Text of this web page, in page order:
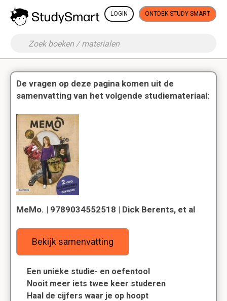
LOGIN ONTDEK STUDY SMART
De vragen op deze pagina komen uit de
samenvatting van het volgende studiemateriaal:
MeMo. | 9789034552518 | Dick Berents, et al
Bekijk samenvatting
Een unieke studie- en oefentool
Nooit meer iets twee keer studeren
Haal de cijfers waar je op hoopt